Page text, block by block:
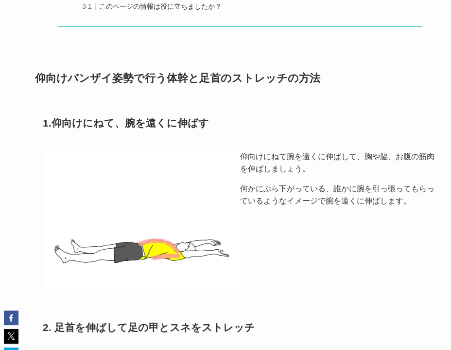
このページの情報は役に立ちましたか？
仰向けバンザイ姿勢で行う体幹と足首のストレッチの方法
1.仰向けにねて、腕を遠くに伸ばす
仰向けにねて腕を遠くに伸ばして、胸や脇、お腹の筋肉
を伸ばしましょう。
何かにぶら下がっている、誰かに腕を引っ張ってもらっ
ているようなイメージで腕を遠くに伸ばします。
2. 足首を伸ばして足の甲とスネをストレッチ